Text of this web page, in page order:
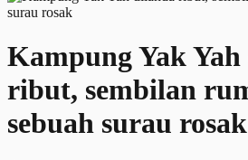
Kampung Yak
ribut, sembilan
sebuah surau rosak